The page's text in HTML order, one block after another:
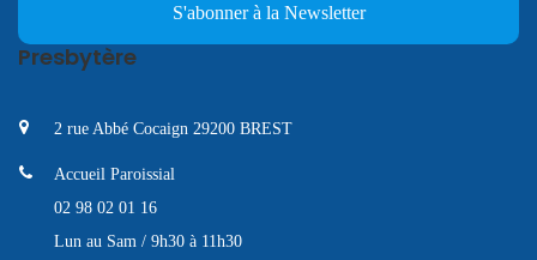
S'abonner à la Newsletter
Presbytère
2 rue Abbé Cocaign 29200 BREST
Accueil Paroissial
02 98 02 01 16
Lun au Sam / 9h30 à 11h30